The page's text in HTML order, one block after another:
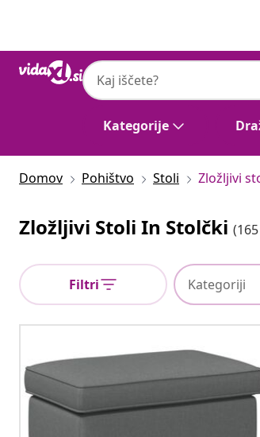
Kategorije
Domov Pohištvo Stoli Zložljivi
Zložljivi Stoli In Stolčki
Filtri Kategoriji